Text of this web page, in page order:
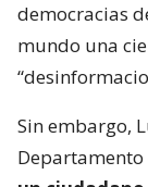
democracias
mundo una
Sin embargo,
Departamento